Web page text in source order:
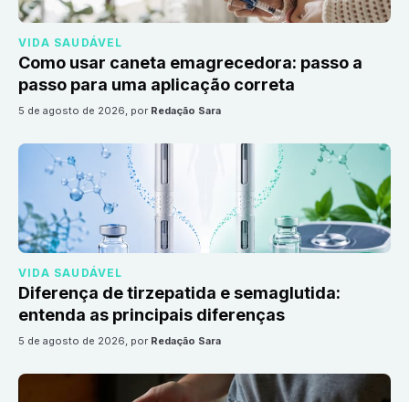
VIDA SAUDÁVEL
Como usar caneta emagrecedora: passo a
passo para uma aplicação correta
5 de agosto de 2026, por Redação Sara
VIDA SAUDÁVEL
Diferença de tirzepatida e semaglutida:
entenda as principais diferenças
5 de agosto de 2026, por Redação Sara